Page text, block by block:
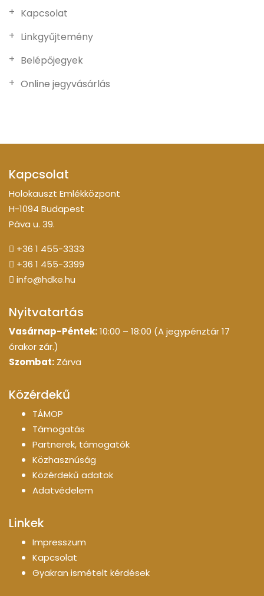
Kapcsolat
Linkgyűjtemény
Belépőjegyek
Online jegyvásárlás
Kapcsolat
Holokauszt Emlékközpont
H-1094 Budapest
Páva u. 39.
+36 1 455-3333
+36 1 455-3399
info@hdke.hu
Nyitvatartás
Vasárnap-Péntek:10:00 – 18:00 (A jegypénztár 17
órakor zár.)
Szombat: Zárva
Közérdekű
TÁMOP
Támogatás
Partnerek, támogatók
Közhasznúság
Közérdekű adatok
Adatvédelem
Linkek
Impresszum
Kapcsolat
Gyakran ismételt kérdések